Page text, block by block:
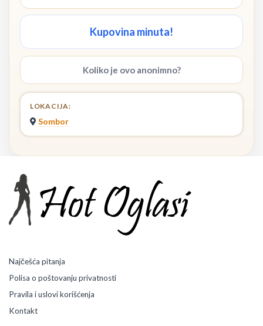
Kupovina minuta!
Koliko je ovo anonimno?
LOKACIJA:
Sombor
Najčešća pitanja
Polisa o poštovanju privatnosti
Pravila i uslovi korišćenja
Kontakt